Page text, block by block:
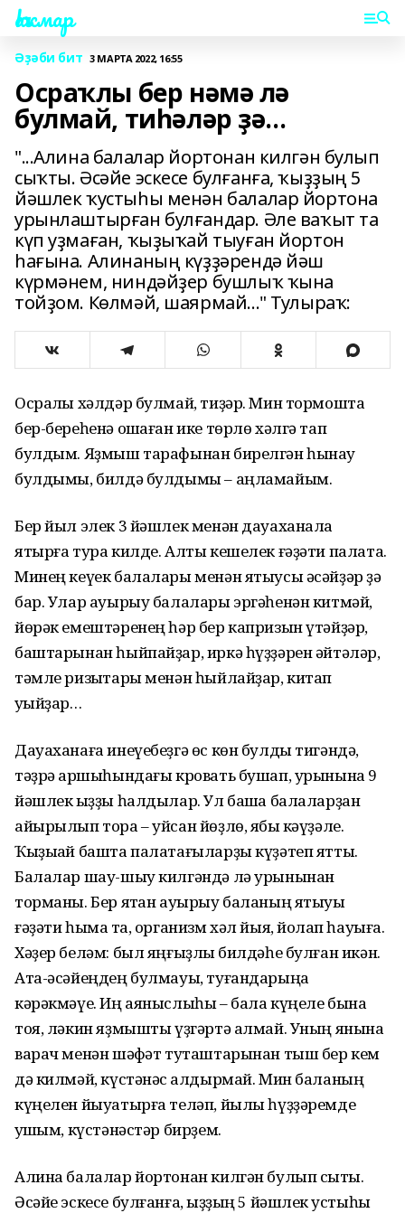
Һаҡмар
Әҙәби бит 3 МАРТА 2022, 16:55
Осраҡлы бер нәмә лә
булмай, тиһәләр ҙә...
"...Алина балалар йортонан килгән булып
сыҡты. Әсәйе эскесе булғанға, ҡыҙҙың 5
йәшлек ҡустыһы менән балалар йортона
урынлаштырған булғандар. Әле ваҡыт та
күп уҙмаған, ҡыҙыҡай тыуған йортон
һағына. Алинаның күҙҙәрендә йәш
күрмәнем, ниндәйҙер бушлыҡ ҡына
тойҙом. Көлмәй, шаярмай..." Тулыраҡ:
Осраҡлы хәлдәр булмай, тиҙәр. Мин тормошта
бер-береһенә оҡшаған ике төрлө хәлгә тап
булдым. Яҙмыш тарафынан бирелгән һынау
булдымы, билдә булдымы – аңламайым.
Бер йыл элек 3 йәшлек менән дауаханала
ятырға тура килде. Алты кешелек ғәҙәти палата.
Минең кеүек балалары менән ятыусы әсәйҙәр ҙә
бар. Улар ауырыу балалары эргәһенән китмәй,
йөрәк емештәренең һәр бер капризын үтәйҙәр,
баштарынан һыйпайҙар, иркә һүҙҙәрен әйтәләр,
тәмле ризыҡтары менән һыйлайҙар, китап
уҡыйҙар…
Дауаханаға инеүебеҙгә өс көн булды тигәндә,
тәҙрә ҡаршыһындағы кровать бушап, урынына 9
йәшлек ҡыҙҙы һалдылар. Ул башҡа балаларҙан
айырылып тора – уйсан йөҙлө, ябыҡ кәүҙәле.
Ҡыҙыҡай башта палатағыларҙы күҙәтеп ятты.
Балалар шау-шыу килгәндә лә урынынан
торманы. Бер яҡтан ауырыу баланың ятыуы
ғәҙәти һымаҡ та, организм хәл йыя, йоҡлап һауыға.
Хәҙер беләм: был яңғыҙлыҡ билдәһе булған икән.
Ата-әсәйеңдең булмауы, туғандарыңа
кәрәкмәүе. Иң аяныслыһы – бала күңеле бына
тоя, ләкин яҙмышты үҙгәртә алмай. Уның янына
варач менән шәфҡәт туташтарынан тыш бер кем
дә килмәй, күстәнәс ҡалдырмай. Мин баланың
күңелен йыуатырға теләп, йылы һүҙҙәремде
ҡушҡым, күстәнәстәр бирҙем.
Алина балалар йортонан килгән булып сыҡты.
Әсәйе эскесе булғанға, ҡыҙҙың 5 йәшлек ҡустыһы